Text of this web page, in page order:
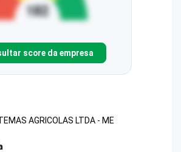
score da empresa
AGRICOLAS LTDA - ME